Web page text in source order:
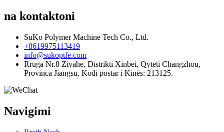
na kontaktoni
SuKo Polymer Machine Tech Co., Ltd.
+8619975113419
info@sukoptfe.com
Rruga Nr.8 Ziyahe, Distrikti Xinbei, Qyteti Changzhou,
Provinca Jiangsu, Kodi postar i Kinës: 213125.
Navigimi